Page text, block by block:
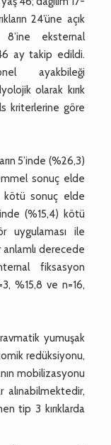
24’üne açık
eksternal
ay takip edildi.
ayakbileği
olarak kırık
kriterlerine göre
5’inde (%26,3)
sonuç elde
kötü sonuç elde
(%15,4) kötü
uygulaması ile
anlamlı derecede
fiksasyon
%15,8 ve n=16,
yumuşak
redüksiyonu,
mobilizasyonu
alınabilmektedir,
tip 3 kırıklarda